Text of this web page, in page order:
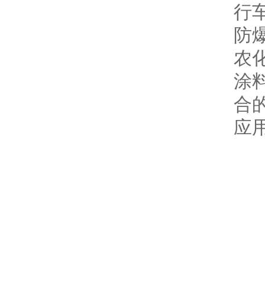
行
防
农
涂
合
应